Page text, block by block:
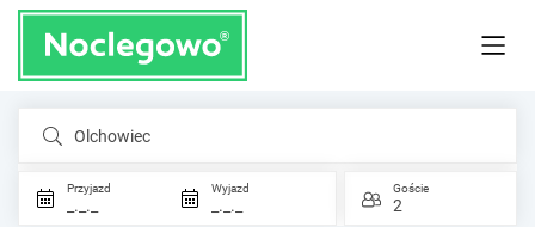
Olchowiec
Przyjazd
_._._
Wyjazd
_._._
Goście
2